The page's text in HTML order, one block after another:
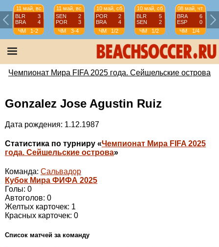
11 май, вс
BLR
3
BRA
4
ЧМ
1-2
11 май, вс
SEN
2
POR
3
ЧМ
3-4
10 май, сб
POR
2
BRA
4
ЧМ
1/2
10 май, сб
BLR
5
SEN
2
ЧМ
1/2
08 май, чт
BRA
6
ESP
0
ЧМ
1/4
Чемпионат Мира FIFA 2025 года. Сейшельские острова
Gonzalez Jose Agustin Ruiz
Дата рождения: 1.12.1987
Статистика по турниру «Чемпионат Мира FIFA 2025
года. Сейшельские острова»
Команда: Сальвадор
Кубок Мира ФИФА 2025
Голы: 0
Автоголов: 0
Желтых карточек: 1
Красных карточек: 0
Cписок матчей за команду